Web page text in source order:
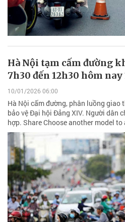
Hà Nội tạm cấm đường
7h30 đến 12h30 hôm nay
10/01/2026 06:00
Hà Nội cấm đường, phân luồng giao
bảo vệ Đại hội Đảng XIV. Người dân
hợp. Share Choose another model to